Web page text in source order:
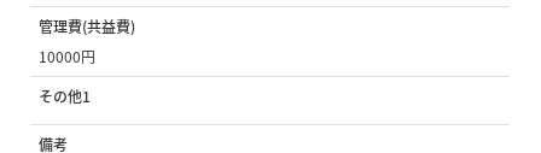
管理費(共益費)
10000円
その他1
備考